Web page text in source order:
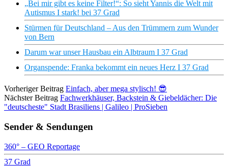
„Bei mir gibt es keine Filter!“: So sieht Yannis die Welt mit
Autismus I stark! bei 37 Grad
Stürmen für Deutschland – Aus den Trümmern zum Wunder
von Bern
Darum war unser Hausbau ein Albtraum I 37 Grad
Organspende: Franka bekommt ein neues Herz I 37 Grad
Vorheriger Beitrag Einfach, aber mega stylisch! 😎
Nächster Beitrag Fachwerkhäuser, Backstein & Giebeldächer: Die
"deutscheste" Stadt Brasiliens | Galileo | ProSieben
Sender & Sendungen
360° – GEO Reportage
37 Grad